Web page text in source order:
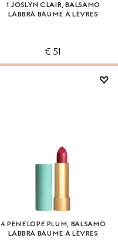
1 JOSLYN CLAIR, BALSAMO
LABBRA BAUME À LÈVRES
€ 51
4 PENELOPE PLUM, BALSAMO
LABBRA BAUME À LÈVRES